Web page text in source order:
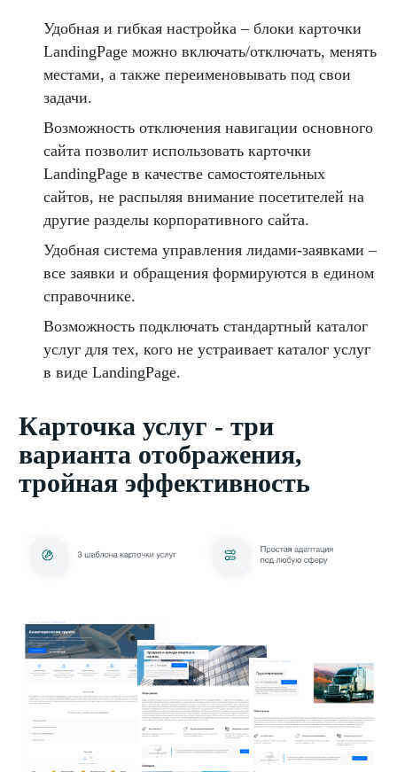
Удобная и гибкая настройка – блоки карточки
LandingPage можно включать/отключать, менять
местами, а также переименовывать под свои
задачи.
Возможность отключения навигации основного
сайта позволит использовать карточки
LandingPage в качестве самостоятельных
сайтов, не распыляя внимание посетителей на
другие разделы корпоративного сайта.
Удобная система управления лидами-заявками –
все заявки и обращения формируются в едином
справочнике.
Возможность подключать стандартный каталог
услуг для тех, кого не устраивает каталог услуг
в виде LandingPage.
Карточка услуг - три
варианта отображения,
тройная эффективность